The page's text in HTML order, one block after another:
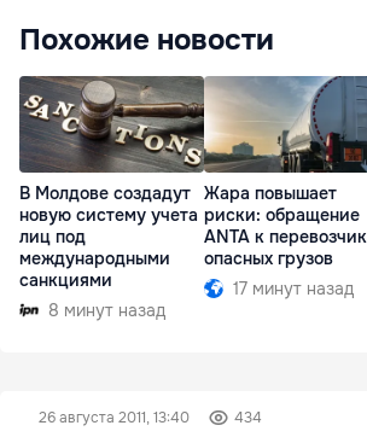
Похожие новости
В Молдове создадут
новую систему учета
лиц под
международными
санкциями
8 минут назад
Жара повышает
риски: обращение
ANTA к
опасных грузов
17 минут назад
26 августа 2011, 13:40 434